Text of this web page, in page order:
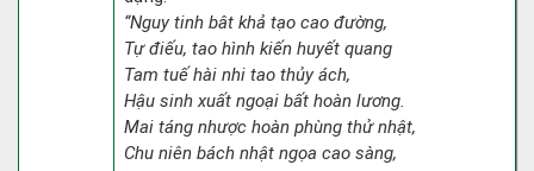
“Nguy tinh bât khả tạo cao đường,
Tự điếu, tao hình kiến huyết quang
Tam tuế hài nhi tao thủy ách,
Hậu sinh xuất ngoại bất hoàn lương.
Mai táng nhược hoàn phùng thử nhật,
Chu niên bách nhật ngọa cao sàng,